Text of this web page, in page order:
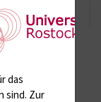
das
sind. Zur